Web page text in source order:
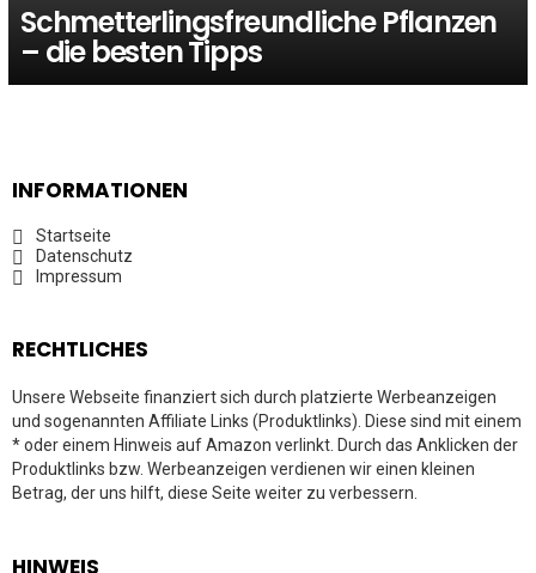
Schmetterlingsfreundliche Pflanzen
– die besten Tipps
INFORMATIONEN
Startseite
Datenschutz
Impressum
RECHTLICHES
Unsere Webseite finanziert sich durch platzierte Werbeanzeigen
und sogenannten Affiliate Links (Produktlinks). Diese sind mit einem
* oder einem Hinweis auf Amazon verlinkt. Durch das Anklicken der
Produktlinks bzw. Werbeanzeigen verdienen wir einen kleinen
Betrag, der uns hilft, diese Seite weiter zu verbessern.
HINWEIS